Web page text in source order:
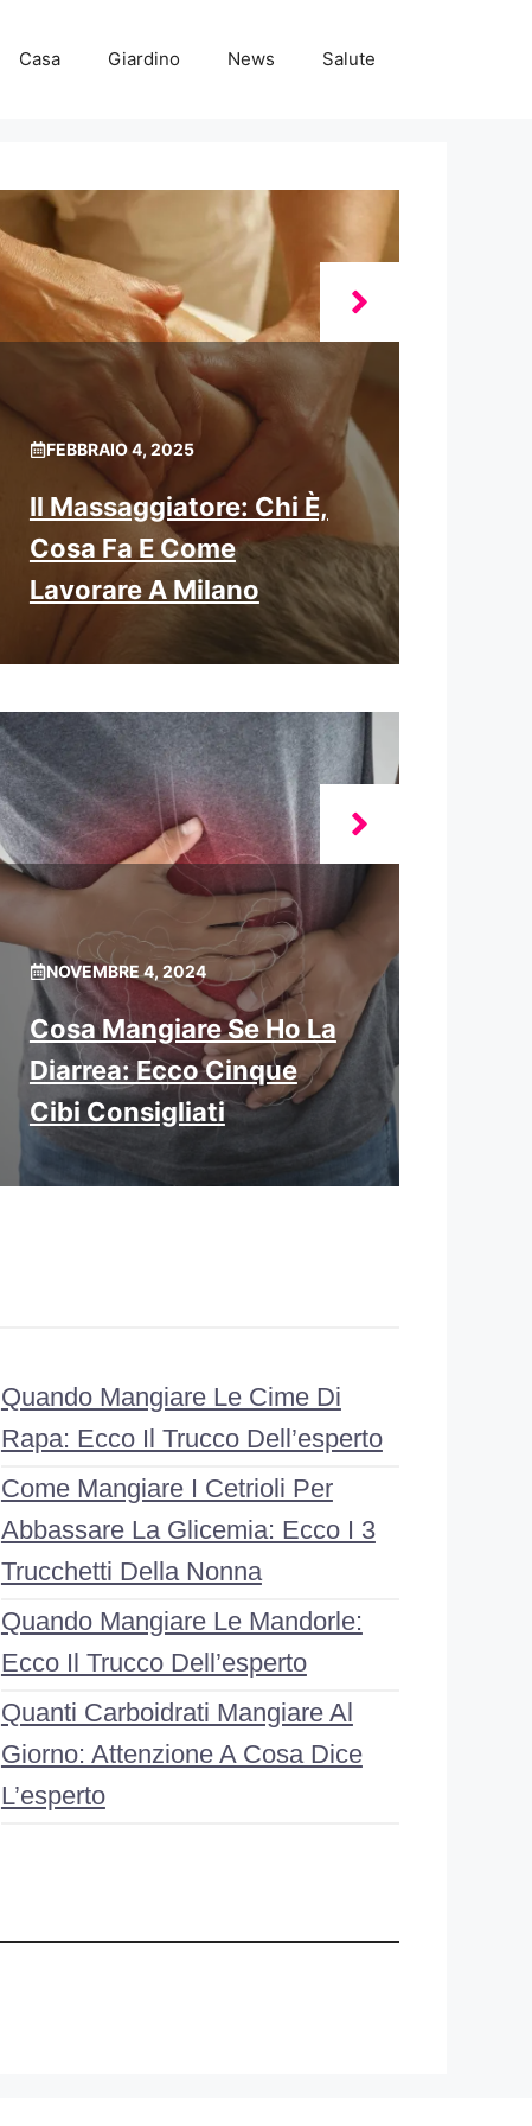
Casa Giardino News Salute
FEBBRAIO 4, 2025
Il Massaggiatore: Chi È,
Cosa Fa E Come
Lavorare A Milano
NOVEMBRE 4, 2024
Cosa Mangiare Se Ho La
Diarrea: Ecco Cinque
Cibi Consigliati
Quando Mangiare Le Cime Di
Rapa: Ecco Il Trucco Dell’esperto
Come Mangiare I Cetrioli Per
Abbassare La Glicemia: Ecco I 3
Trucchetti Della Nonna
Quando Mangiare Le Mandorle:
Ecco Il Trucco Dell’esperto
Quanti Carboidrati Mangiare Al
Giorno: Attenzione A Cosa Dice
L’esperto